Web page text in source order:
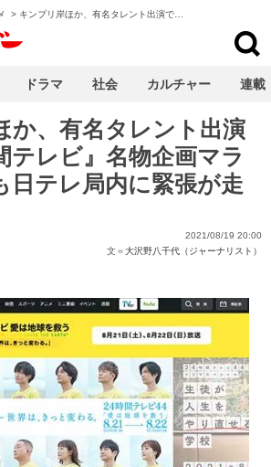
> キンプリ岸ほか、有名タレント出演で…
か、有名タレント出演
レビ』名物企画マラ
日テレ局内に緊張が走
2021/08/19 20:00
文＝大沢野八千代（ジャーナリスト）
ドラマ 社会 カルチャー 連載